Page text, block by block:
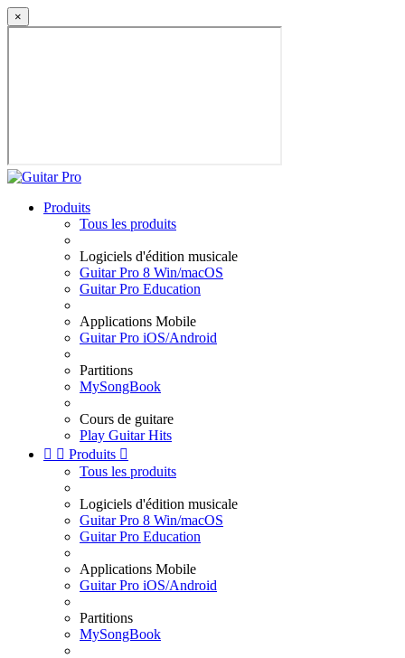
×
Produits
Tous les produits
Logiciels d'édition musicale
Guitar Pro 8 Win/macOS
Guitar Pro Education
Applications Mobile
Guitar Pro iOS/Android
Partitions
MySongBook
Cours de guitare
Play Guitar Hits
  Produits 
Tous les produits
Logiciels d'édition musicale
Guitar Pro 8 Win/macOS
Guitar Pro Education
Applications Mobile
Guitar Pro iOS/Android
Partitions
MySongBook